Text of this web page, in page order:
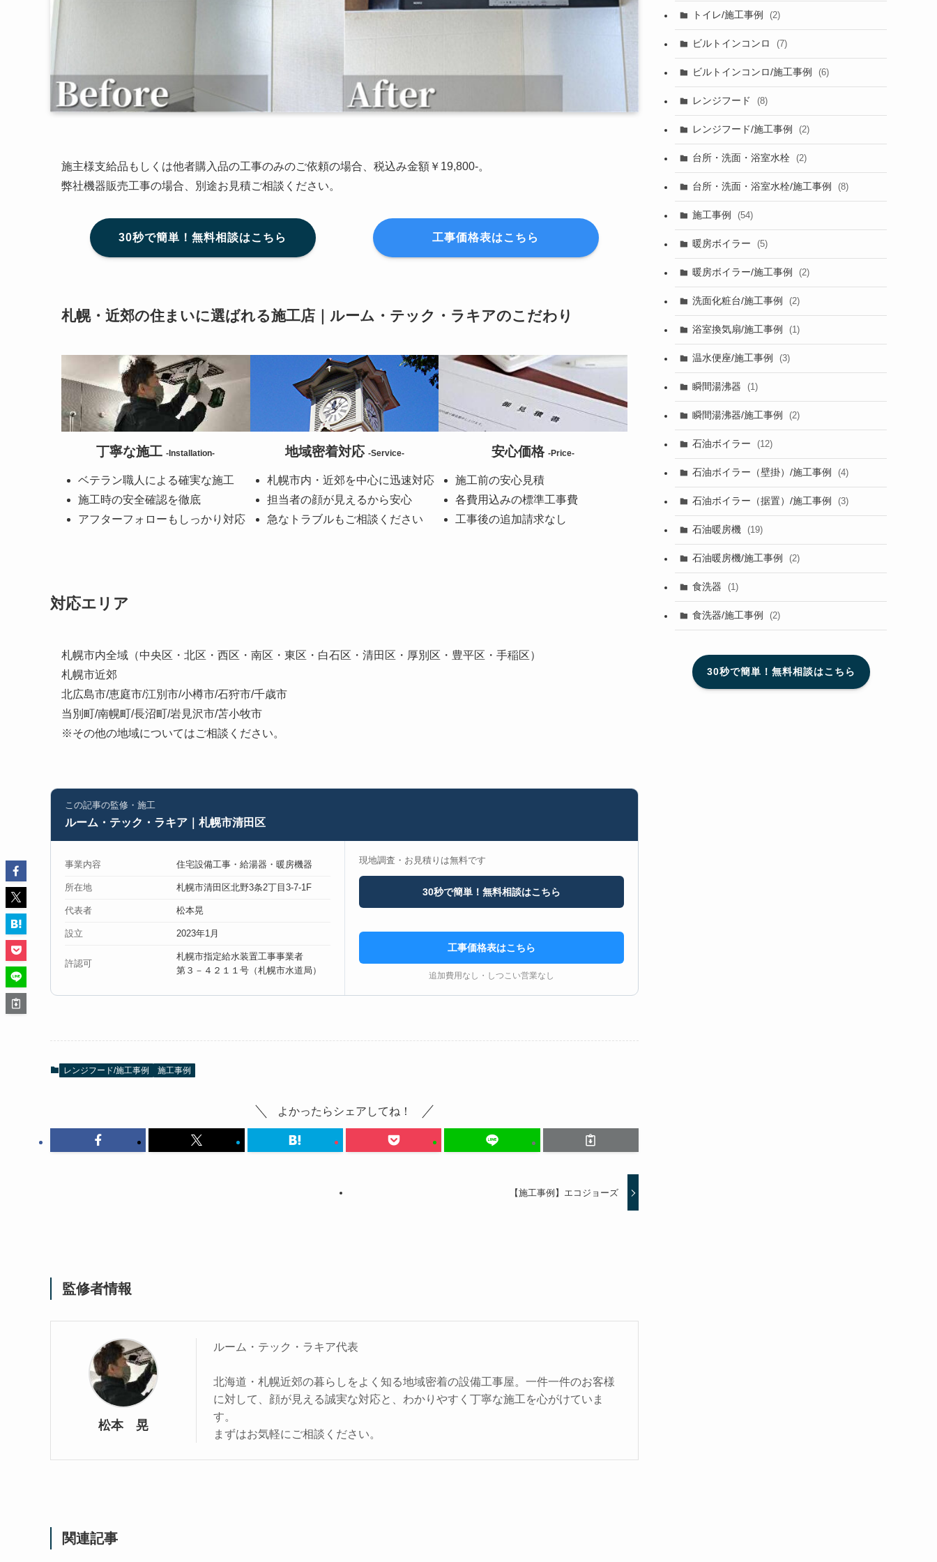
施主様支給品もしくは他者購入品の工事のみのご依頼の場合、税込み金額￥19,800-。
弊社機器販売工事の場合、別途お見積ご相談ください。
30秒で簡単！無料相談はこちら 工事価格表はこちら
札幌・近郊の住まいに選ばれる施工店｜ルーム・テック・ラキアのこだわり
丁寧な施工-Installation-
ベテラン職人による確実な施工
施工時の安全確認を徹底
アフターフォローもしっかり対応
地域密着対応 -Service-
札幌市内・近郊を中心に迅速対応
担当者の顔が見えるから安心
急なトラブルもご相談ください
安心価格-Price-
施工前の安心見積
各費用込みの標準工事費
工事後の追加請求なし
対応エリア
札幌市内全域（中央区・北区・西区・南区・東区・白石区・清田区・厚別区・豊平区・手稲区）
札幌市近郊
北広島市/恵庭市/江別市/小樽市/石狩市/千歳市
当別町/南幌町/長沼町/岩見沢市/苫小牧市
※その他の地域についてはご相談ください。
この記事の監修・施工
ルーム・テック・ラキア｜札幌市清田区
事業内容 住宅設備工事・給湯器・暖房機器
所在地 札幌市清田区北野3条2丁目3-7-1F
代表者 松本晃
設立 2023年1月
許認可
札幌市指定給水装置工事事業者
第３－４２１１号（札幌市水道局）
現地調査・お見積りは無料です
30秒で簡単！無料相談はこちら
工事価格表はこちら
追加費用なし・しつこい営業なし
レンジフード/施工事例 施工事例
よかったらシェアしてね！
【施工事例】エコジョーズ
監修者情報
松本 晃
ルーム・テック・ラキア代表
北海道・札幌近郊の暮らしをよく知る地域密着の設備工事屋。一件一件のお客様
に対して、顔が見える誠実な対応と、わかりやすく丁寧な施工を心がけていま
す。
まずはお気軽にご相談ください。
関連記事
トイレ/施工事例 (2)
ビルトインコンロ (7)
ビルトインコンロ/施工事例 (6)
レンジフード (8)
レンジフード/施工事例 (2)
台所・洗面・浴室水栓 (2)
台所・洗面・浴室水栓/施工事例 (8)
施工事例 (54)
暖房ボイラー (5)
暖房ボイラー/施工事例 (2)
洗面化粧台/施工事例 (2)
浴室換気扇/施工事例 (1)
温水便座/施工事例 (3)
瞬間湯沸器 (1)
瞬間湯沸器/施工事例 (2)
石油ボイラー (12)
石油ボイラー（壁掛）/施工事例 (4)
石油ボイラー（据置）/施工事例 (3)
石油暖房機 (19)
石油暖房機/施工事例 (2)
食洗器 (1)
食洗器/施工事例 (2)
30秒で簡単！無料相談はこちら